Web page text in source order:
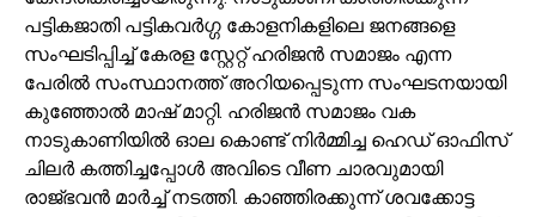
പട്ടികജാതി പട്ടികവർഗ്ഗ കോളനികളിലെ ജനങ്ങളെ
സംഘടിപ്പിച്ച് കേരള സ്റ്റേറ്റ് ഹരിജൻ സമാജം എന്ന
പേരിൽ സംസ്ഥാനത്ത് അറിയപ്പെടുന്ന സംഘടനയായി
കുഞ്ഞോൽ മാഷ് മാറ്റി. ഹരിജൻ സമാജം വക
നാടുകാണിയിൽ ഓല കൊണ്ട് നിർമ്മിച്ച ഹെഡ് ഓഫിസ്
ചിലർ കത്തിച്ചപ്പോൾ അവിടെ വീണ ചാരവുമായി
രാജ്ഭവൻ മാർച്ച് നടത്തി. കാഞ്ഞിരക്കുന്ന് ശവക്കോട്ട